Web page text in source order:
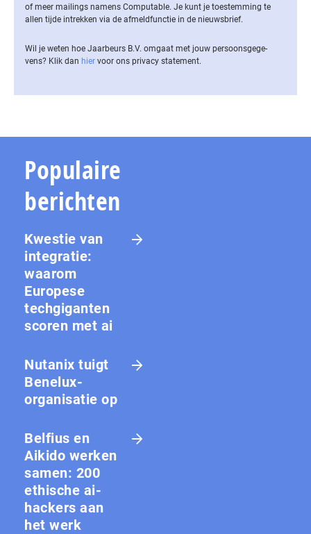
of meer mailings namens Computable. Je kunt je toestemming te
allen tijde intrekken via de af­meld­func­tie in de nieuwsbrief.
Wil je weten hoe Jaarbeurs B.V. omgaat met jouw per­soons­ge­ge­
vens? Klik dan hier voor ons privacy statement.
Populaire
berichten
Kwestie van
integratie:
waarom
Europese
techgiganten
scoren met ai
Nutanix tuigt
Benelux-
organisatie op
Belfius en
Aikido werken
samen: 200
ethische ai-
hackers aan
het werk